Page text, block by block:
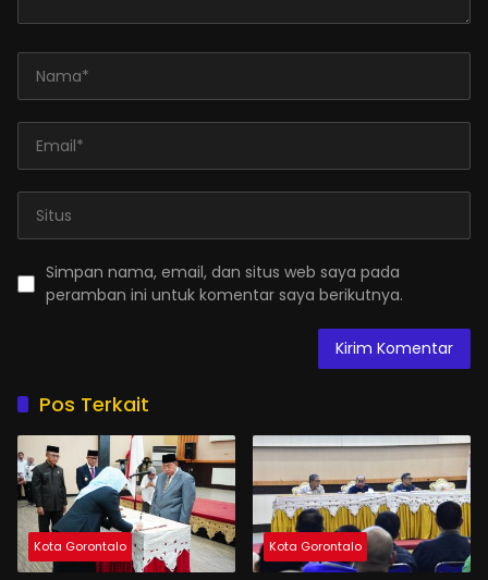
Simpan nama, email, dan situs web saya pada
peramban ini untuk komentar saya berikutnya.
Pos Terkait
Kota Gorontalo Kota Gorontalo